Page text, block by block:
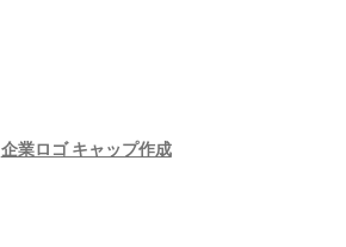
企業ロゴ キャップ作成